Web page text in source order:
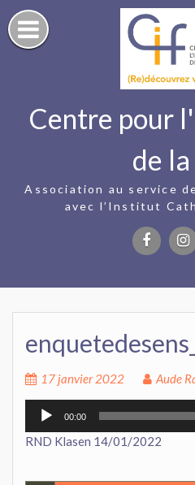
Skip
to
content
Centre pour
de la
Association au service
avec l’Institut
17 janvier 2022
Aude
Lecteur
audio
00:00
RND Klasen 14/01/2022